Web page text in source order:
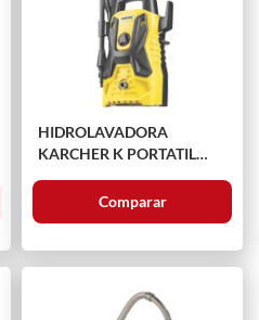
HIDROLAVADORA
KARCHER K PORTATIL
Comparar